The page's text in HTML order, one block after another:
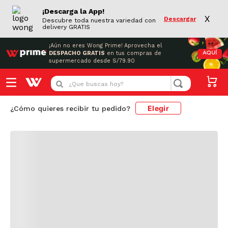
¡Descarga la App!
Descubre toda nuestra variedad con
delivery GRATIS
Descargar X
¡Aún no eres Wong Prime! Aprovecha el
DESPACHO GRATIS en tus compras de
supermercado desde S/79.90
AQUÍ
¿Que buscas hoy?
¿Cómo quieres recibir tu pedido? Elegir
Cargando comentarios...